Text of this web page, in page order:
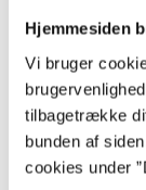
Hjemmesiden
Vi bruger
tilbagetrække
bunden af
cookies under
Artiklen er en
Artiklerne i